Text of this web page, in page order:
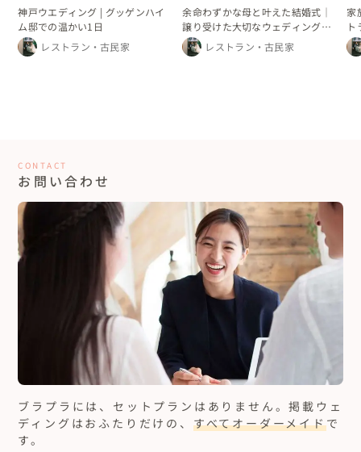
神戸ウエディング | グッゲンハイ
ム邸での温かい1日
レストラン・古民家
余命わずかな母と叶えた結婚式｜
譲り受けた大切なウェディングド
レス レストラン・古民家
家
CONTACT
お問い合わせ
ブラプラには、セットプランはありません。掲載ウェ
ディングはおふたりだけの、 すべてオーダーメイドで
す。